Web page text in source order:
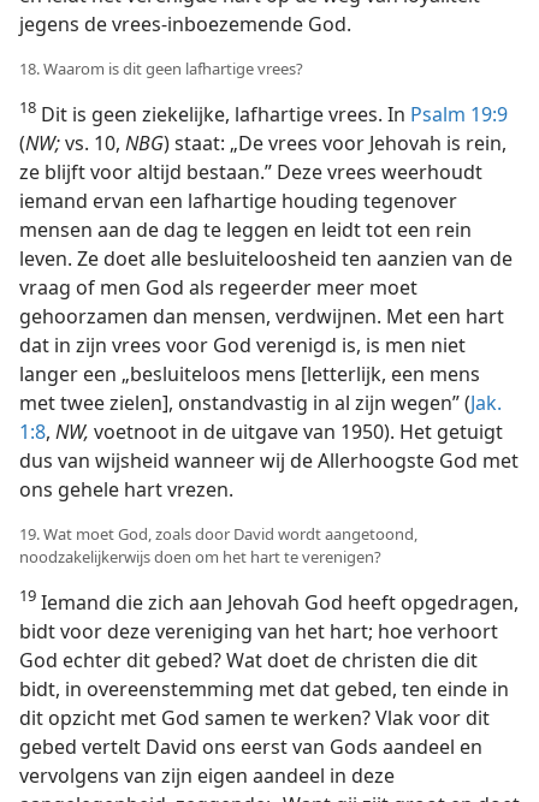
jegens de vrees-inboezemende God.
18. Waarom is dit geen lafhartige vrees?
18 Dit is geen ziekelijke, lafhartige vrees. In Psalm 19:9
(NW;vs. 10, NBG) staat: „De vrees voor Jehovah is rein,
ze blijft voor altijd bestaan.” Deze vrees weerhoudt
iemand ervan een lafhartige houding tegenover
mensen aan de dag te leggen en leidt tot een rein
leven. Ze doet alle besluiteloosheid ten aanzien van de
vraag of men God als regeerder meer moet
gehoorzamen dan mensen, verdwijnen. Met een hart
dat in zijn vrees voor God verenigd is, is men niet
langer een „besluiteloos mens [letterlijk, een mens
met twee zielen], onstandvastig in al zijn wegen” (Jak.
1:8, NW, voetnoot in de uitgave van 1950). Het getuigt
dus van wijsheid wanneer wij de Allerhoogste God met
ons gehele hart vrezen.
19. Wat moet God, zoals door David wordt aangetoond,
noodzakelijkerwijs doen om het hart te verenigen?
19 Iemand die zich aan Jehovah God heeft opgedragen,
bidt voor deze vereniging van het hart; hoe verhoort
God echter dit gebed? Wat doet de christen die dit
bidt, in overeenstemming met dat gebed, ten einde in
dit opzicht met God samen te werken? Vlak voor dit
gebed vertelt David ons eerst van Gods aandeel en
vervolgens van zijn eigen aandeel in deze